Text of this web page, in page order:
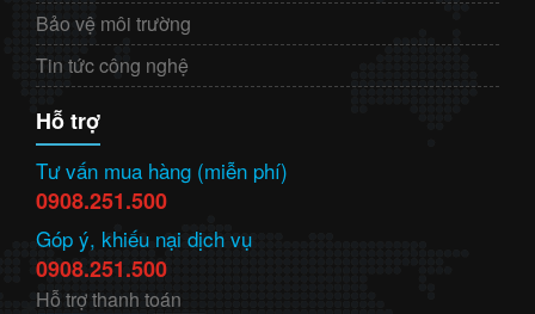
Bảo vệ môi trường
Tin tức công nghệ
Hỗ trợ
Tư vấn mua hàng (miễn phí)
0908.251.500
Góp ý, khiếu nại dịch vụ
0908.251.500
Hỗ trợ thanh toán